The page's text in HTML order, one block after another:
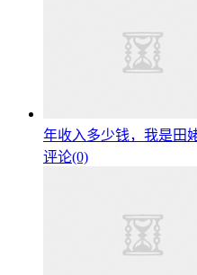
年收入多少钱，我是田
评论(0)